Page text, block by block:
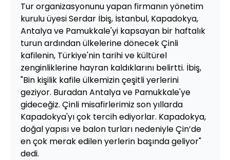
Tur organizasyonunu yapan firmanın yönetim
kurulu üyesi Serdar İbiş, İstanbul, Kapadokya,
Antalya ve Pamukkale'yi kapsayan bir haftalık
turun ardından ülkelerine dönecek Çinli
kafilenin, Türkiye'nin tarihi ve kültürel
zenginliklerine hayran kaldıklarını belirtti. İbiş,
"Bin kişilik kafile ülkemizin çeşitli yerlerini
geziyor. Buradan Antalya ve Pamukkale'ye
gideceğiz. Çinli misafirlerimiz son yıllarda
Kapadokya'yı çok tercih ediyorlar. Kapadokya,
doğal yapısı ve balon turları nedeniyle Çin’de
en çok merak edilen yerlerin başında geliyor"
dedi.